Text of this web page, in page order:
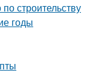
строительству
годы